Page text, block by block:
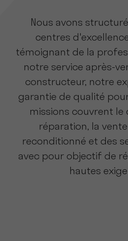
Nous avons
centres
témoignant de la
notre service après-
constructeur, notre
garantie de qualité
missions couvrent le
réparation, la
reconditionné et des
avec pour objectif de
hautes